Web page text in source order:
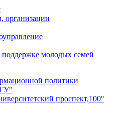
организации
молодых семей
политики
проспект,100"